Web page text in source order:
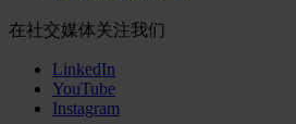
在社交媒体关注我们
LinkedIn
YouTube
Instagram